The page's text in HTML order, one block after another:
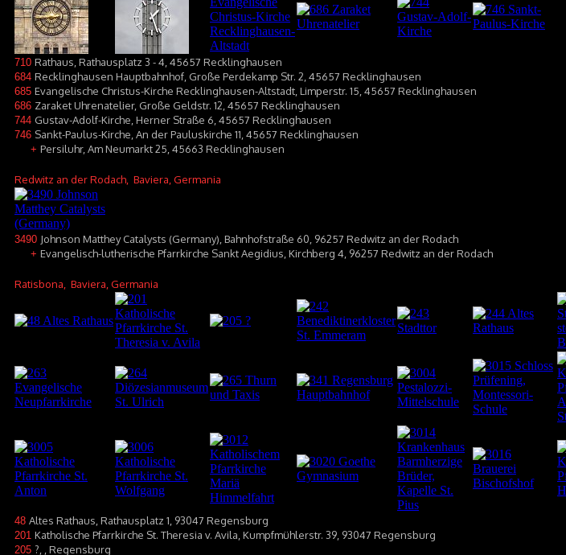
710 Rathaus, Rathausplatz 3 - 4, 45657 Recklinghausen
684 Recklinghausen Hauptbahnhof, Große Perdekamp Str. 2, 45657 Recklinghausen
685 Evangelische Christus-Kirche Recklinghausen-Altstadt, Limperstr. 15, 45657 Recklinghausen
686 Zaraket Uhrenatelier, Große Geldstr. 12, 45657 Recklinghausen
744 Gustav-Adolf-Kirche, Herner Straße 6, 45657 Recklinghausen
746 Sankt-Paulus-Kirche, An der Pauluskirche 11, 45657 Recklinghausen
+ Persiluhr, Am Neumarkt 25, 45663 Recklinghausen
Redwitz an der Rodach , Baviera, Germania
3490 Johnson Matthey Catalysts (Germany), Bahnhofstraße 60, 96257 Redwitz an der Rodach
+ Evangelisch-lutherische Pfarrkirche Sankt Aegidius, Kirchberg 4, 96257 Redwitz an der Rodach
Ratisbona , Baviera, Germania
48 Altes Rathaus, Rathausplatz 1, 93047 Regensburg
201 Katholische Pfarrkirche St. Theresia v. Avila, Kumpfmühlerstr. 39, 93047 Regensburg
205 ?, , Regensburg